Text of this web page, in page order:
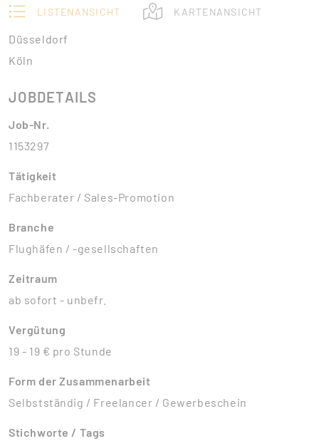
LISTENANSICHT KARTENANSICHT
Düsseldorf
Köln
JOBDETAILS
Job-Nr.
1153297
Tätigkeit
Fachberater / Sales-Promotion
Branche
Flughäfen / -gesellschaften
Zeitraum
ab sofort - unbefr.
Vergütung
19 - 19 € pro Stunde
Form der Zusammenarbeit
Selbstständig / Freelancer / Gewerbeschein
Stichworte / Tags